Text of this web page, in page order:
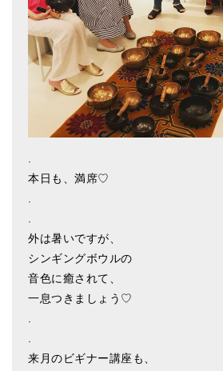
アマナマナのシンギングボウル
チベット・シンギングボウル
新・鍛造スペシャル
マンダラ彫（黒・渋金）
人気の3点セット
お得なアマナマナ・セット
特大シンギングボウル・特殊柄
スティック・マレット・リング（台座）
アマナマナのティンシャ
プレミアム・ティンシャ（L・M）
ティンシャケース
本日も、満席♡
外は暑いですが、
シンギングボウルの
音色に癒されて、
一息つきましょう♡
来月のビギナー講座も、